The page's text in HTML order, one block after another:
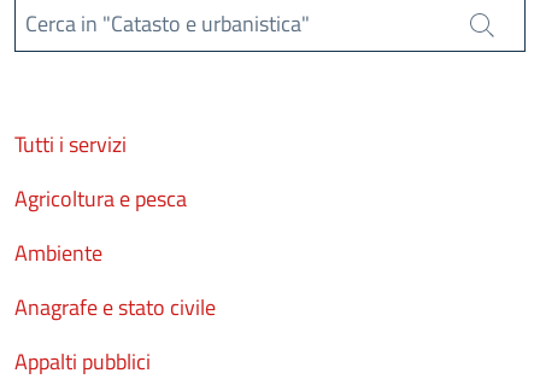
Cerca in "Catasto e urbanistica"
Cerca
Tutti i servizi
Agricoltura e pesca
Ambiente
Anagrafe e stato civile
Appalti pubblici